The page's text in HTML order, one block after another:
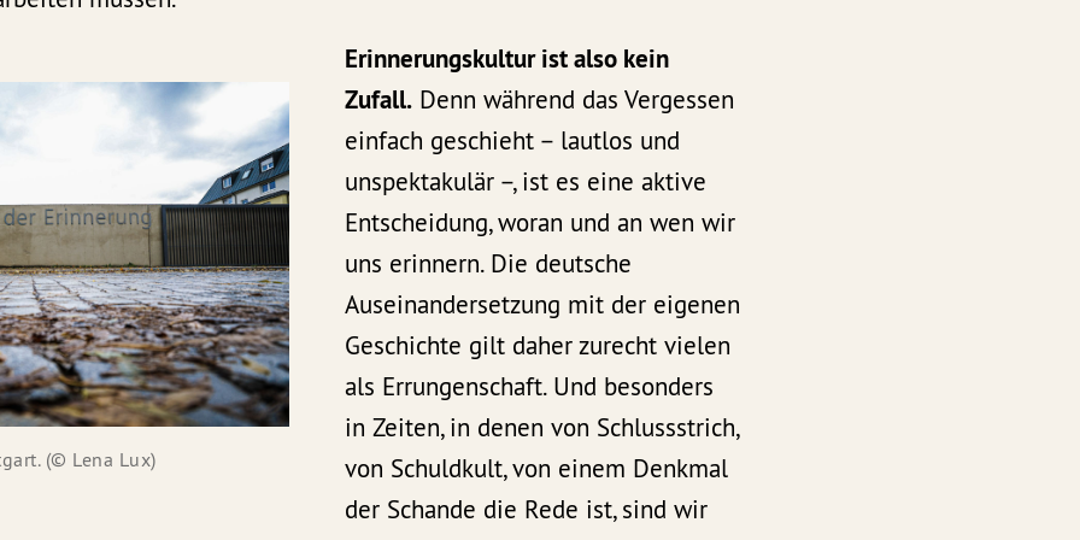
(© Lena Lux)
Erinnerungskultur ist also kein
Zufall.Denn während das Vergessen
einfach geschieht – lautlos und
unspektakulär –, ist es eine aktive
Entscheidung, woran und an wen wir
uns erinnern. Die deutsche
Auseinandersetzung mit der eigenen
Geschichte gilt daher zurecht vielen
als Errungenschaft. Und besonders
in Zeiten, in denen von Schlussstrich,
von Schuldkult, von einem Denkmal
der Schande die Rede ist, sind wir